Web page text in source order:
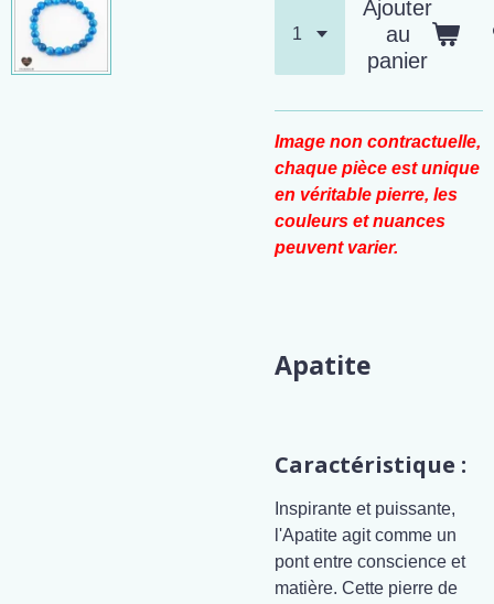
Ajouter
au
panier
Image non contractuelle,
chaque pièce est unique
en véritable pierre, les
couleurs et nuances
peuvent varier.
Apatite
Caractéristique :
Inspirante et puissante,
l'Apatite agit comme un
pont entre conscience et
matière. Cette pierre de